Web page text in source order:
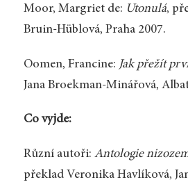
Moor, Margriet de: Utonulá,
Bruin-Hüblová, Praha 2007.
Oomen, Francine: Jak přežít
Jana Broekman-Minářová,
Co vyjde:
Různí autoři: Antologie
překlad Veronika Havlíková,